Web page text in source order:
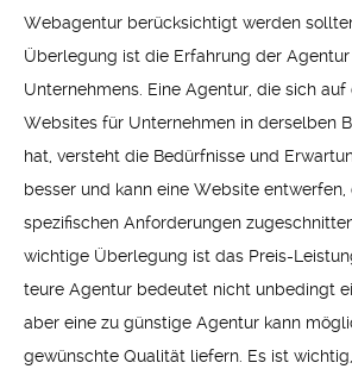
Webagentur berücksichtigt werden
Überlegung ist die Erfahrung der
Unternehmens. Eine Agentur, die sich
Websites für Unternehmen in derselben
hat, versteht die Bedürfnisse und
besser und kann eine Website entwerfen,
spezifischen Anforderungen
wichtige Überlegung ist das Preis-
teure Agentur bedeutet nicht unbedingt
aber eine zu günstige Agentur kann
gewünschte Qualität liefern. Es ist